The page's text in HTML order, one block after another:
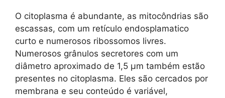
O citoplasma é abundante, as mitocôndrias são
escassas, com um retículo endosplamatico
curto e numerosos ribossomos livres.
Numerosos grânulos secretores com um
diâmetro aproximado de 1,5 µm também estão
presentes no citoplasma. Eles são cercados por
membrana e seu conteúdo é variável,